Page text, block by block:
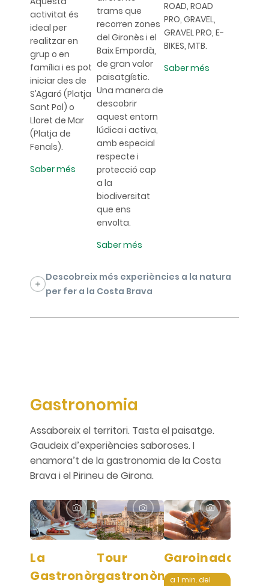
activitat és
ideal per
realitzar en
grup o en
família i es pot
iniciar des de
S’Agaró (Platja
Sant Pol) o
Lloret de Mar
(Platja de
Fenals).
Saber més
trams que
recorren zones
del Gironès i el
Baix Empordà,
de gran valor
paisatgístic.
Una manera de
descobrir
aquest entorn
lúdica i activa,
amb especial
respecte i
protecció cap
a la
biodiversitat
que ens
envolta.
Saber més
ROAD, ROAD
PRO, GRAVEL,
GRAVEL PRO, E-
BIKES, MTB.
Saber més
Descobreix més experiències a la natura
per fer a la Costa Brava
Gastronomia
Assaboreix el territori. Tasta el paisatge.
Gaudeix d’experiències saboroses. I
enamora’t de la gastronomia de la Costa
Brava i el Pirineu de Girona.
La
Gastronòmica
Tour
gastronòmic
Garoinada
a 1 min. del